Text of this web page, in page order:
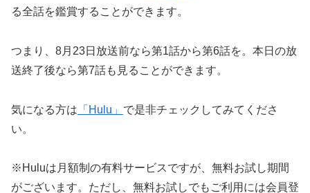
る全話を鑑賞することができます。
つまり、8月23日放送前なら第1話から第6話を。本日の放
送終了後なら第7話も見ることができます。
気になる方は 「Hulu」 で是非チェックしてみてくださ
い。
※Huluは月額制の有料サービスですが、無料お試し期間
がございます。ただし、無料お試しでもご利用には会員登